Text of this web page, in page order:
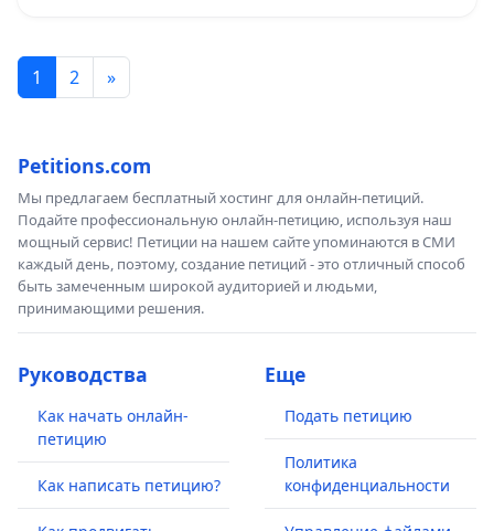
1 2 »
Petitions.com
Мы предлагаем бесплатный хостинг для онлайн-петиций.
Подайте профессиональную онлайн-петицию, используя наш
мощный сервис! Петиции на нашем сайте упоминаются в СМИ
каждый день, поэтому, создание петиций - это отличный способ
быть замеченным широкой аудиторией и людьми,
принимающими решения.
Руководства
Как начать онлайн-
петицию
Как написать петицию?
Еще
Подать петицию
Политика
конфиденциальности